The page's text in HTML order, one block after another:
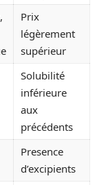
Prix
légèrement
supérieur
Solubilité
inférieure
aux
précédents
Presence
d’excipients